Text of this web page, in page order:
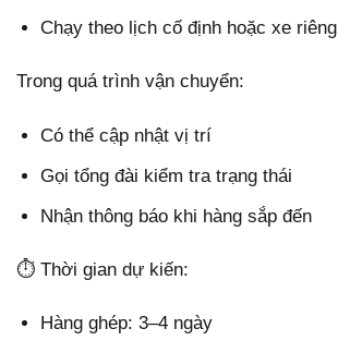
Chạy theo lịch cố định hoặc xe riêng
Trong quá trình vận chuyển:
Có thể cập nhật vị trí
Gọi tổng đài kiểm tra trạng thái
Nhận thông báo khi hàng sắp đến
⏱ Thời gian dự kiến:
Hàng ghép: 3–4 ngày